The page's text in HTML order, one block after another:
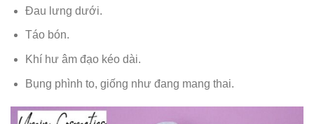
Đau lưng dưới.
Táo bón.
Khí hư âm đạo kéo dài.
Bụng phình to, giống như đang mang thai.